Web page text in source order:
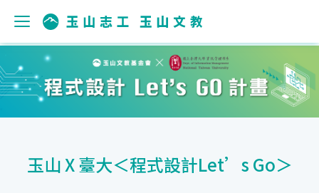
玉山 X 臺大＜程式設計Let’s Go＞